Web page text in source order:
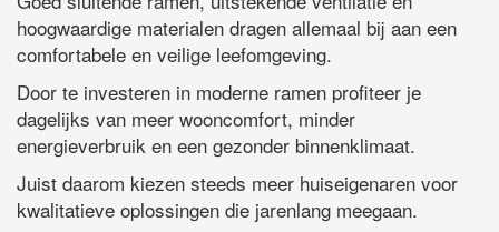
hoogwaardige materialen dragen allemaal bij aan een
comfortabele en veilige leefomgeving.
Door te investeren in moderne ramen profiteer je
dagelijks van meer wooncomfort, minder
energieverbruik en een gezonder binnenklimaat.
Juist daarom kiezen steeds meer huiseigenaren voor
kwalitatieve oplossingen die jarenlang meegaan.